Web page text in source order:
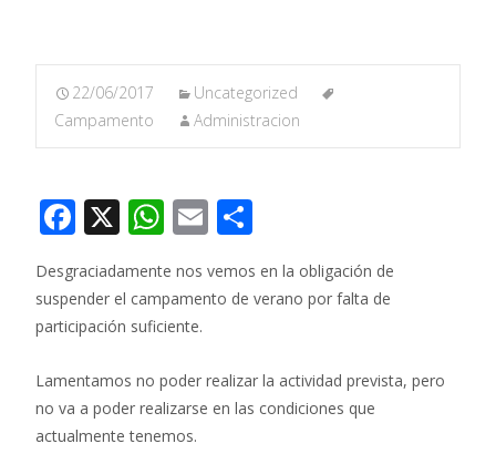
22/06/2017
Uncategorized
Campamento
Administracion
F
e
b
o
k
X W
at
s
p
p
E
ai m
ti
r
Desgraciadamente nos vemos en la obligación de
suspender el campamento de verano por falta de
participación suficiente.
Lamentamos no poder realizar la actividad prevista, pero
no va a poder realizarse en las condiciones que
actualmente tenemos.